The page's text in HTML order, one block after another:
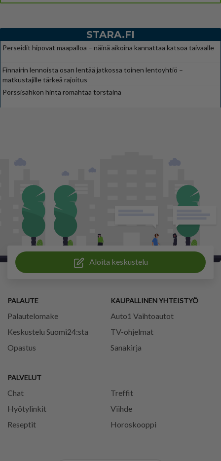
STARA.FI
Perseidit hipovat maapalloa – näinä aikoina kannattaa katsoa taivaalle
Finnairin lennoista osan lentää jatkossa toinen lentoyhtiö –
matkustajille tärkeä rajoitus
Pörssisähkön hinta romahtaa torstaina
Aloita keskustelu
PALAUTE
Palautelomake
Keskustelu Suomi24:sta
Opastus
PALVELUT
Chat
Treffit
Hyötylinkit
Viihde
Reseptit
Horoskooppi
KAUPALLINEN YHTEISTYÖ
Auto1 Vaihtoautot
TV-ohjelmat
Sanakirja